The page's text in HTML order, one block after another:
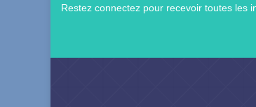
Restez connectez pour recevoir toutes les